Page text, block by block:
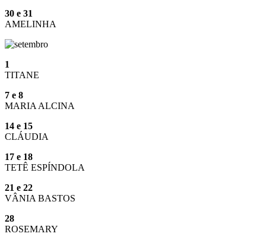
30 e 31
AMELINHA
1
TITANE
7 e 8
MARIA ALCINA
14 e 15
CLÁUDIA
17 e 18
TETÊ ESPÍNDOLA
21 e 22
VÂNIA BASTOS
28
ROSEMARY